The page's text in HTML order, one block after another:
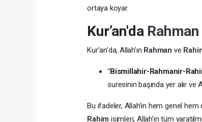
ortaya koyar.
Kur’an'da Rahman
Kur’an’da, Allah’ın Rahman ve
"Bismillahir-Rahmanir-
suresinin başında yer alır ve
Bu ifadeler, Allah’ın hem genel
Rahim isimleri, Allah’ın tüm